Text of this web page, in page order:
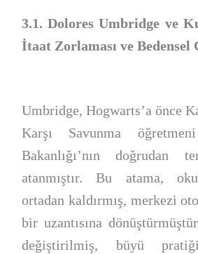
3.1. Dolores Umbridge ve
İtaat Zorlaması ve Bedensel
Umbridge, Hogwarts’a önce
Karşı Savunma
Bakanlığı’nın doğrudan
atanmıştır. Bu atama,
ortadan kaldırmış, merkezi
bir uzantısına
değiştirilmiş, büyü pratiği